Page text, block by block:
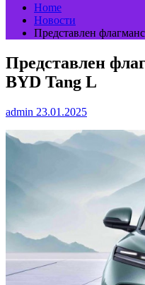
Home
Новости
Представлен
Представлен
BYD Tang L
admin 23.01.2025